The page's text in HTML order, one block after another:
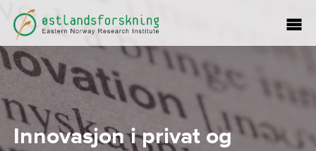
Innovasjon i privat og